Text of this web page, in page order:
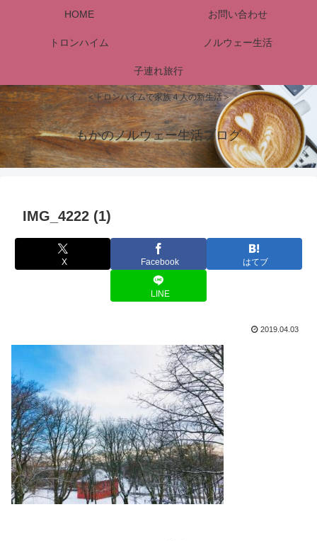
＜トロンハイムで家族４人の新生活＞
もかのノルウェー生活ブログ
HOME お問い合わせ
トロンハイム ノルウェー生活
子連れ旅行
IMG_4222 (1)
X Facebook はてブ
LINE
2019.04.03